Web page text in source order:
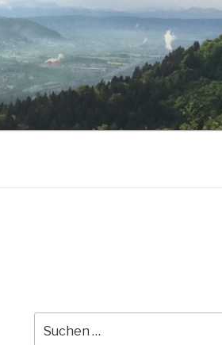
nach: